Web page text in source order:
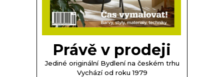
Právě v prodeji
Jediné originální Bydlení na českém trhu
Vychází od roku 1979